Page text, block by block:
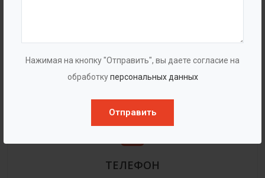
Нажимая на кнопку "Отправить", вы даете согласие на
обработкуперсональных данных
Отправить
ТЕЛЕФОН